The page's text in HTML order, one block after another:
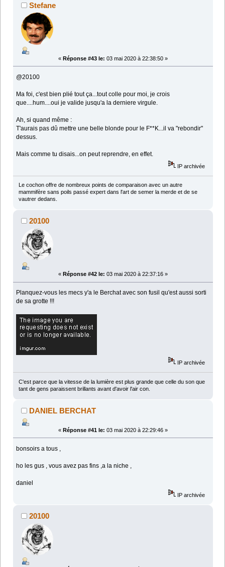
Stefane
« Réponse #43 le: 03 mai 2020 à 22:38:50 »
@20100
Ma foi, c'est bien plié tout ça...tout colle pour moi, je crois
que....hum....oui je valide jusqu'a la derniere virgule.
Ah, si quand même :
T'aurais pas dû mettre une belle blonde pour le F**K...il va "rebondir"
dessus.
Mais comme tu disais...on peut reprendre, en effet.
IP archivée
Le cochon offre de nombreux points de comparaison avec un autre
mammifère sans poils passé expert dans l'art de semer la merde et de se
vautrer dedans.
20100
« Réponse #42 le: 03 mai 2020 à 22:37:16 »
Planquez-vous les mecs y'a le Berchat avec son fusil qu'est aussi sorti
de sa grotte !!!
IP archivée
C'est parce que la vitesse de la lumière est plus grande que celle du son que
tant de gens paraissent brillants avant d'avoir l'air con.
DANIEL BERCHAT
« Réponse #41 le: 03 mai 2020 à 22:29:46 »
bonsoirs a tous ,
ho les gus , vous avez pas fins ,a la niche ,
daniel
IP archivée
20100